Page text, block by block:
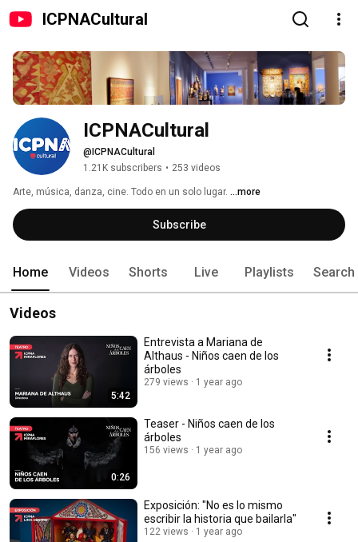
ICPNACultural
ICPNACultural
@ICPNACultural
1.21K subscribers • 253 videos
Arte, música, danza, cine. Todo en un solo lugar. ...more
Subscribe
Home Videos Shorts Live Playlists Search
Videos
5:42
Entrevista a Mariana de
Althaus - Niños caen de los
árboles
279 views 1 year ago
0:26
Teaser - Niños caen de los
árboles
156 views 1 year ago
Exposición: "No es lo mismo
escribir la historia que bailarla"
122 views 1 year ago